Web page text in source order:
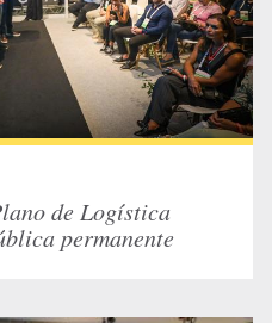
de Logística
permanente